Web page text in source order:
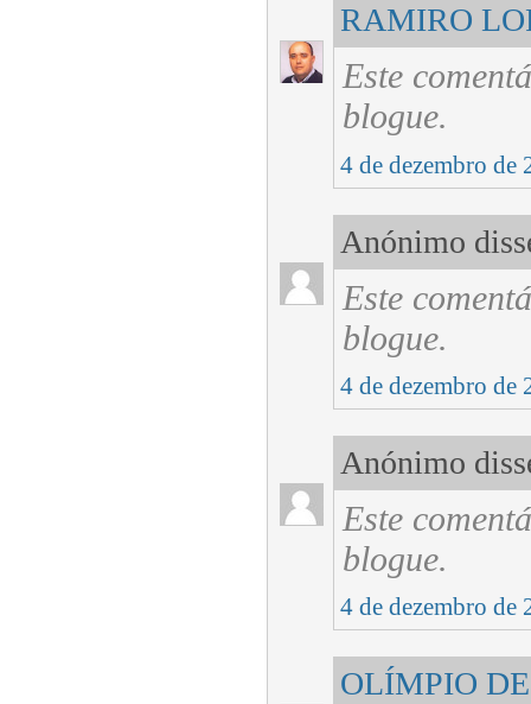
RAMIRO
Este
blogue.
4 de dezembro de
Anónimo
Este
blogue.
4 de dezembro de
Anónimo
Este
blogue.
4 de dezembro de
OLÍMPIO